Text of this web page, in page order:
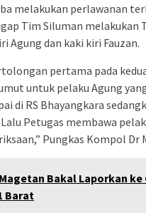
melakukan perlawanan
Tim Siluman melakukan
Agung dan kaki kiri Fauzan.
pertama pada
untuk pelaku Agung
di RS Bhayangkara
Petugas membawa
Pungkas Kompol Dr
Magetan Bakal Laporkan
Barat